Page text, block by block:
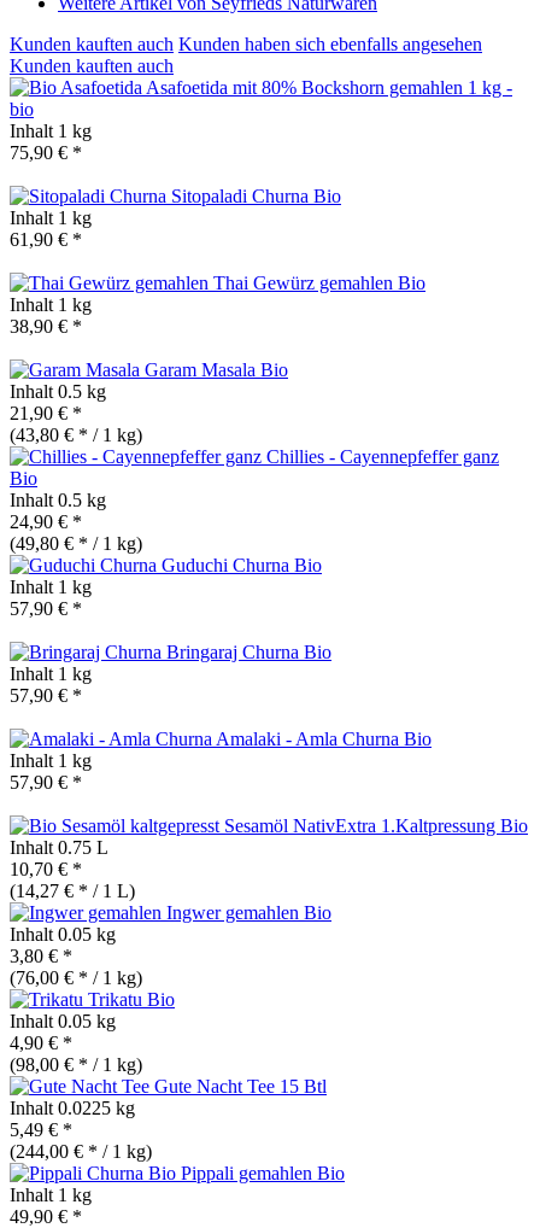
Kunden kauften auch Kunden haben sich ebenfalls angesehen
Kunden kauften auch
Asafoetida mit 80% Bockshorn gemahlen 1 kg -
bio
Inhalt 1 kg
75,90 € *
Sitopaladi Churna Bio
Inhalt 1 kg
61,90 € *
Thai Gewürz gemahlen Bio
Inhalt 1 kg
38,90 € *
Garam Masala Bio
Inhalt 0.5 kg
21,90 € *
(43,80 € * / 1 kg)
Chillies - Cayennepfeffer ganz
Bio
Inhalt 0.5 kg
24,90 € *
(49,80 € * / 1 kg)
Guduchi Churna Bio
Inhalt 1 kg
57,90 € *
Bringaraj Churna Bio
Inhalt 1 kg
57,90 € *
Amalaki - Amla Churna Bio
Inhalt 1 kg
57,90 € *
Sesamöl NativExtra 1.Kaltpressung Bio
Inhalt 0.75 L
10,70 € *
(14,27 € * / 1 L)
Ingwer gemahlen Bio
Inhalt 0.05 kg
3,80 € *
(76,00 € * / 1 kg)
Trikatu Bio
Inhalt 0.05 kg
4,90 € *
(98,00 € * / 1 kg)
Gute Nacht Tee 15 Btl
Inhalt 0.0225 kg
5,49 € *
(244,00 € * / 1 kg)
Pippali gemahlen Bio
Inhalt 1 kg
49,90 € *